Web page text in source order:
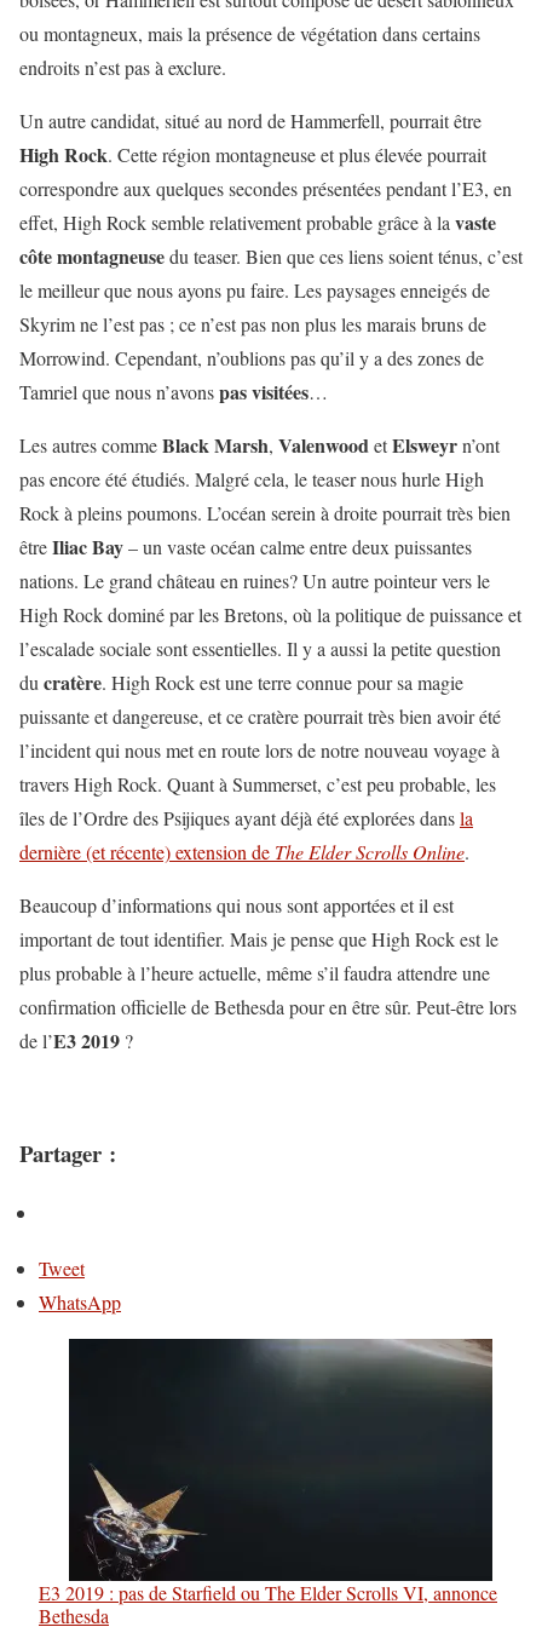
ou montagneux, mais la présence de végétation dans certains
endroits n’est pas à exclure.
Un autre candidat, situé au nord de Hammerfell, pourrait être
High Rock. Cette région montagneuse et plus élevée pourrait
correspondre aux quelques secondes présentées pendant l’E3, en
effet, High Rock semble relativement probable grâce à la vaste
côte montagneusedu teaser. Bien que ces liens soient ténus, c’est
le meilleur que nous ayons pu faire. Les paysages enneigés de
Skyrim ne l’est pas ; ce n’est pas non plus les marais bruns de
Morrowind. Cependant, n’oublions pas qu’il y a des zones de
Tamriel que nous n’avonspas visitées…
Les autres commeBlack Marsh, ValenwoodetElsweyrn’ont
pas encore été étudiés. Malgré cela, le teaser nous hurle High
Rock à pleins poumons. L’océan serein à droite pourrait très bien
êtreIliac Bay– un vaste océan calme entre deux puissantes
nations. Le grand château en ruines? Un autre pointeur vers le
High Rock dominé par les Bretons, où la politique de puissance et
l’escalade sociale sont essentielles. Il y a aussi la petite question
du cratère. High Rock est une terre connue pour sa magie
puissante et dangereuse, et ce cratère pourrait très bien avoir été
l’incident qui nous met en route lors de notre nouveau voyage à
travers High Rock. Quant à Summerset, c’est peu probable, les
îles de l’Ordre des Psijiques ayant déjà été explorées dansla
dernière (et récente) extension de The Elder Scrolls Online.
Beaucoup d’informations qui nous sont apportées et il est
important de tout identifier. Mais je pense que High Rock est le
plus probable à l’heure actuelle, même s’il faudra attendre une
confirmation officielle de Bethesda pour en être sûr. Peut-être lors
de l’E3 2019 ?
Partager :
Tweet
WhatsApp
E3 2019 : pas de Starfield ou The Elder Scrolls VI, annonce
Bethesda